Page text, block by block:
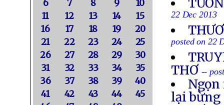
6
7 8 9
10
11
12 13 14
15
16
17 18 19
20
21
22 23 24
25
26
27 28 29
30
31
32 33 34
35
36
37 38 39
40
41
42 43 44
45
22 Dec 2013
posted on 22
THƠ --
lại bừng